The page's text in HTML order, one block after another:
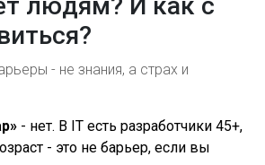
людям? И как с
- не знания, а страх и
- нет. В IT есть разработчики 45+,
- это не барьер, если вы